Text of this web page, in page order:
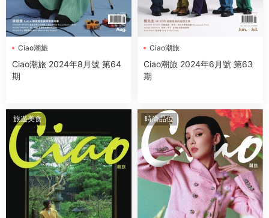
Ciao潮旅
Ciao潮旅 2024年8月號 第64
期
Ciao潮旅
Ciao潮旅 2024年6月號 第63
期
旅遊美食 時尚品位